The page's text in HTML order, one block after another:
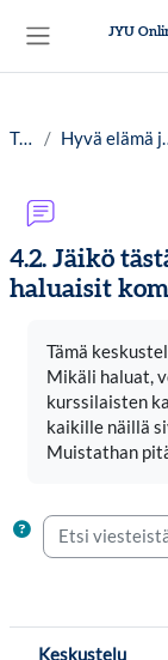
JYU
Työpöytä Hyvä elämä ja
4.2. Jäikö
haluaisit
Tämä
Mikäli haluat,
kurssilaisten
kaikille näillä
Muistathan
Etsi viesteistä
Keskustelu